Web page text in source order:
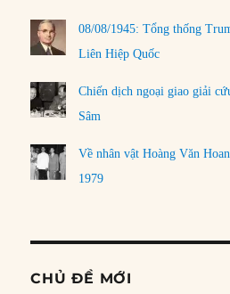
08/08/1945: Tổng thống
Liên Hiệp Quốc
Chiến dịch ngoại giao giải
Sâm
Về nhân vật Hoàng Văn
1979
CHỦ ĐỀ MỚI